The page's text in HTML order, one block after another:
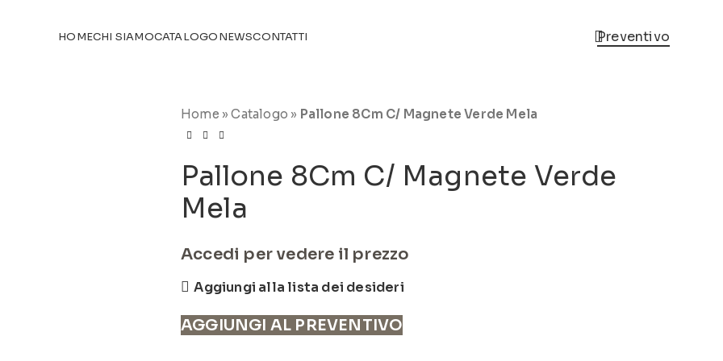
HOMECHI SIAMOCATALOGONEWSCONTATTI Preventivo
Home »Catalogo » Pallone 8Cm C/ Magnete Verde Mela
Pallone 8Cm C/ Magnete Verde
Mela
Accedi per vedere il prezzo
Aggiungi alla lista dei desideri
AGGIUNGI AL PREVENTIVO